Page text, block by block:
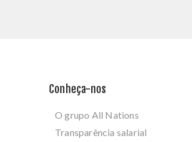
Conheça-nos
O grupo All Nations
Transparência salarial